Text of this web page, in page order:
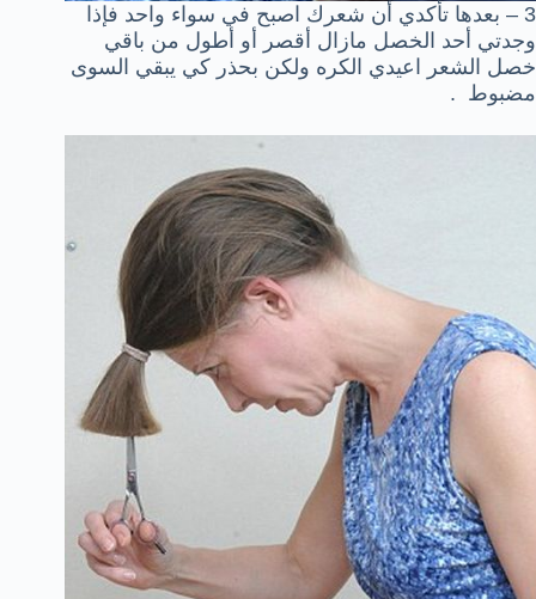
3 – بعدها تأكدي أن شعرك اصبح في سواء واحد فإذا
وجدتي أحد الخصل مازال أقصر أو أطول من باقي
خصل الشعر اعيدي الكره ولكن بحذر كي يبقي السوى
مضبوط .